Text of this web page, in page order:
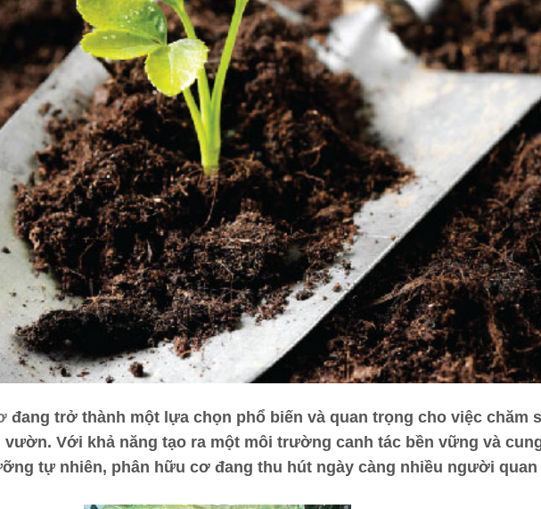
đang trở thành một lựa chọn phổ biến và quan trọng cho việc chăm
vườn. Với khả năng tạo ra một môi trường canh tác bền vững và
tự nhiên, phân hữu cơ đang thu hút ngày càng nhiều người quan